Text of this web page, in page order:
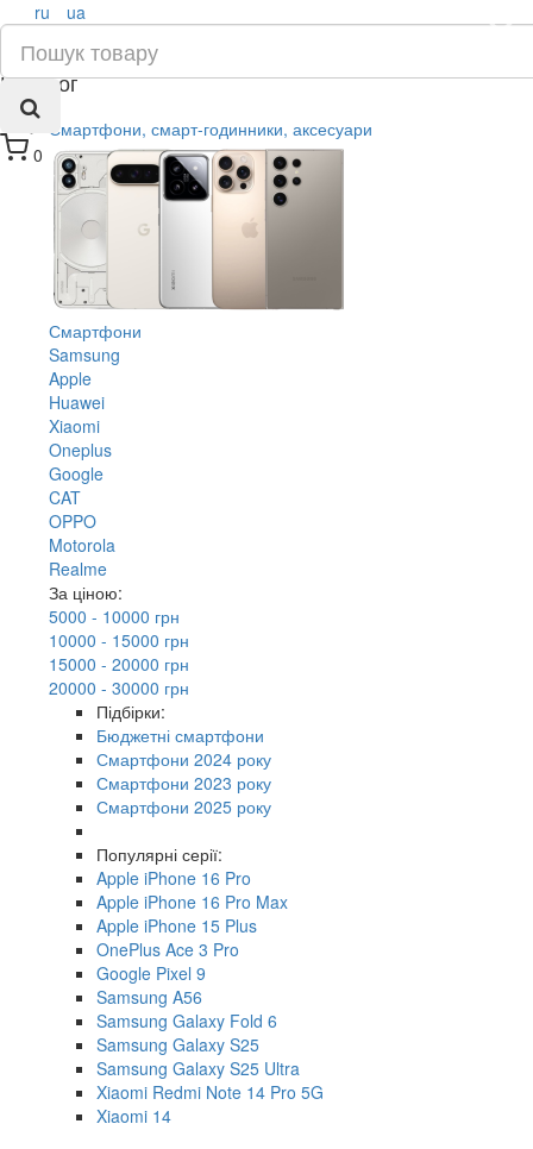
0
×
ru ua
Каталог
Смартфони, смарт-годинники, аксесуари
Смартфони
Samsung
Apple
Huawei
Xiaomi
Oneplus
Google
CAT
OPPO
Motorola
Realme
За ціною:
5000 - 10000 грн
10000 - 15000 грн
15000 - 20000 грн
20000 - 30000 грн
Підбірки:
Бюджетні смартфони
Смартфони 2024 року
Смартфони 2023 року
Смартфони 2025 року
Популярні серії:
Apple iPhone 16 Pro
Apple iPhone 16 Pro Max
Apple iPhone 15 Plus
OnePlus Ace 3 Pro
Google Pixel 9
Samsung A56
Samsung Galaxy Fold 6
Samsung Galaxy S25
Samsung Galaxy S25 Ultra
Xiaomi Redmi Note 14 Pro 5G
Xiaomi 14